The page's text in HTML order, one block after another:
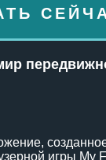
игры My